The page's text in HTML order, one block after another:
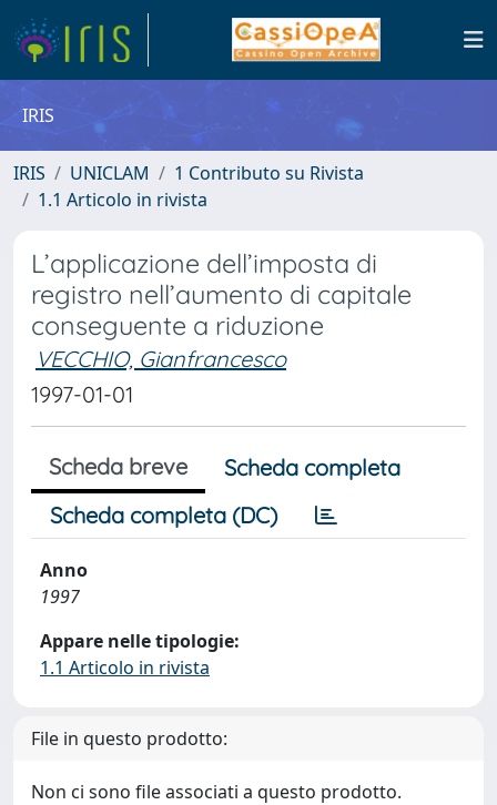
IRIS
IRIS UNICLAM
1 Contributo su Rivista
1.1 Articolo in rivista
L’applicazione dell’imposta di
registro nell’aumento di capitale
conseguente a riduzione
VECCHIO, Gianfrancesco
1997-01-01
Scheda breve
Scheda completa
Scheda completa (DC)
Anno
1997
Appare nelle tipologie:
1.1 Articolo in rivista
File in questo prodotto:
Non ci sono file associati a questo prodotto.